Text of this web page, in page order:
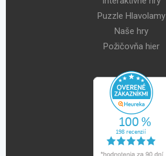
Puzzle Hlavolamy
Naše hry
Požičovňa hier